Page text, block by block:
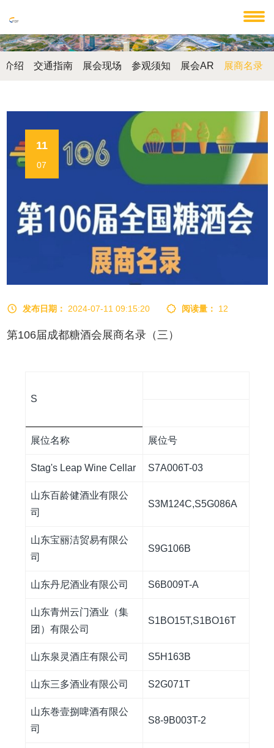
介绍 交通指南 展会现场 参观须知 展会AR 展商名录
11
07
发布日期： 2024-07-11 09:15:20 阅读量： 12
第106届成都糖酒会展商名录（三）
S
展位名称 展位号
Stag's Leap Wine Cellar S7A006T-03
山东百龄健酒业有限公
司
S3M124C,S5G086A
山东宝丽洁贸易有限公
司
S9G106B
山东丹尼酒业有限公司 S6B009T-A
山东青州云门酒业（集
团）有限公司
S1BO15T,S1BO16T
山东泉灵酒庄有限公司 S5H163B
山东三多酒业有限公司 S2G071T
山东巻壹捌啤酒有限公
司
S8-9B003T-2